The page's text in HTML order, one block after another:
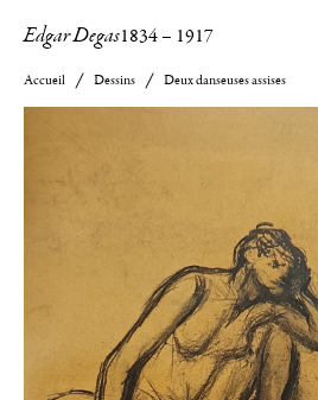
Edgar Degas1834– 1917
Accueil Dessins Deux danseuses assises